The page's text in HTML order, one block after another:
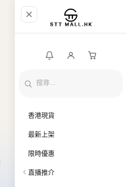
香港現貨
最新上架
限時優惠
直播推介